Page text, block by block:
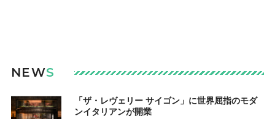
NEWS
「ザ・レヴェリー サイゴン」に世界屈指のモダ
ンイタリアンが開業